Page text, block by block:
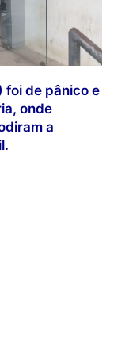
de pânico e
onde
a